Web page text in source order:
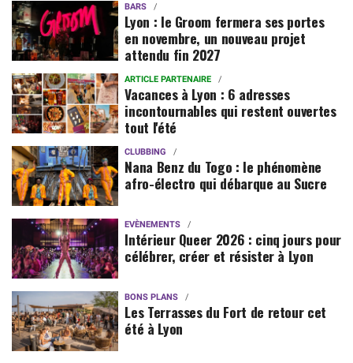
BARS
Lyon : le Groom fermera ses portes
en novembre, un nouveau projet
attendu fin 2027
ARTICLE PARTENAIRE
Vacances à Lyon : 6 adresses
incontournables qui restent ouvertes
tout l'été
CLUBBING
Nana Benz du Togo : le phénomène
afro-électro qui débarque au Sucre
EVÈNEMENTS
Intérieur Queer 2026 : cinq jours pour
célébrer, créer et résister à Lyon
BONS PLANS
Les Terrasses du Fort de retour cet
été à Lyon